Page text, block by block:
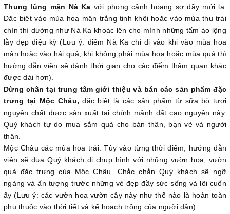
Thung lũng mận Nà Ka với phong cảnh hoang sơ đầy mới lạ.
Đặc biệt vào mùa hoa mận trắng tinh khôi hoặc vào mùa thu trái
chín thì dường như Nà Ka khoác lên cho mình những tấm áo lộng
lẫy đẹp diệu kỳ (Lưu ý: điểm Nà Ka chỉ đi vào khi vào mùa hoa
mận hoặc vào hái quả, khi không phải mùa hoa hoặc mùa quả thì
hướng dẫn viên sẽ dành thời gian cho các điểm thăm quan khác
được dài hơn).
Dừng chân tại trung tâm giới thiệu và bán các sản phẩm đặc
trưng tại Mộc Châu, đặc biệt là các sản phẩm từ sữa bò tươi
nguyên chất được sản xuất tại chính mảnh đất cao nguyên này.
Quý khách tự do mua sắm quà cho bản thân, bạn vè và người
thân.
Mộc Châu các mùa hoa trái: Tùy vào từng thời điểm, hướng dẫn
viên sẽ đưa Quý khách đi chụp hình với những vườn hoa, vườn
quả đặc trưng của Mộc Châu. Chắc chắn Quý khách sẽ ngỡ
ngàng và ấn tượng trước những vẻ đẹp đầy sức sống và lôi cuốn
ấy (Lưu ý: các vườn hoa vườn cây này như thế nào là hoàn toàn
phụ thuộc vào thời tiết và kế hoạch trồng của người dân).